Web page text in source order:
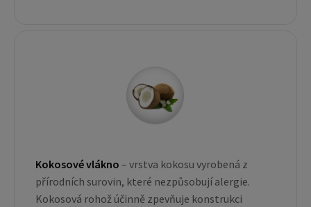
Kokosové vlákno – vrstva kokosu vyrobená z
přírodních surovin, které nezpůsobují alergie.
Kokosová rohož účinně zpevňuje konstrukci